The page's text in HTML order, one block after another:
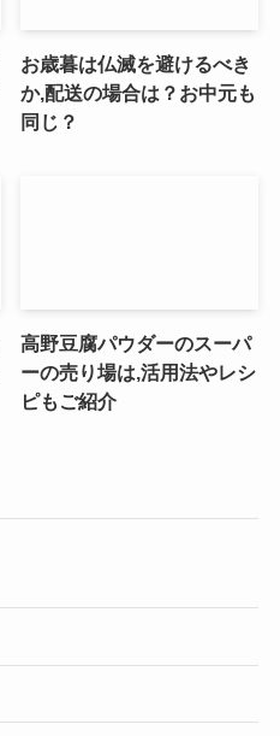
お歳暮は仏滅を避けるべき
か,配送の場合は？お中元も
同じ？
高野豆腐パウダーのスーパ
ーの売り場は,活用法やレシ
ピもご紹介